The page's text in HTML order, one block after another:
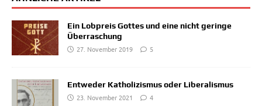
Ein Lobpreis Gottes und eine nicht geringe
Überraschung
27. November 2019
5
Entweder Katholizismus oder Liberalismus
23. November 2021
4